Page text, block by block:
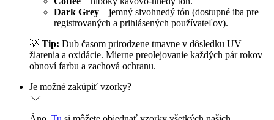
Dark Grey – jemný sivohnedý tón (dostupné iba pre
registrovaných a prihlásených používateľov).
💡 Tip: Dub časom prirodzene tmavne v dôsledku UV
žiarenia a oxidácie. Mierne preolejovanie každých pár rokov
obnoví farbu a zachová ochranu.
Je možné zakúpiť vzorky?